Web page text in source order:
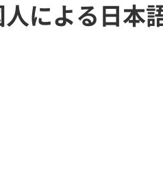
による日本